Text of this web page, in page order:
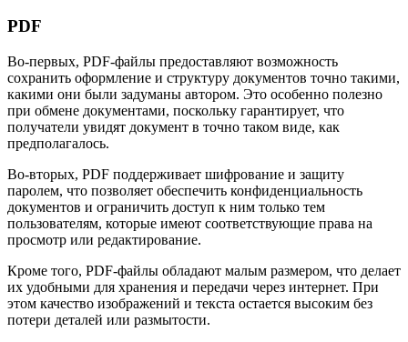
PDF
Во-первых, PDF-файлы предоставляют возможность
сохранить оформление и структуру документов точно такими,
какими они были задуманы автором. Это особенно полезно
при обмене документами, поскольку гарантирует, что
получатели увидят документ в точно таком виде, как
предполагалось.
Во-вторых, PDF поддерживает шифрование и защиту
паролем, что позволяет обеспечить конфиденциальность
документов и ограничить доступ к ним только тем
пользователям, которые имеют соответствующие права на
просмотр или редактирование.
Кроме того, PDF-файлы обладают малым размером, что делает
их удобными для хранения и передачи через интернет. При
этом качество изображений и текста остается высоким без
потери деталей или размытости.